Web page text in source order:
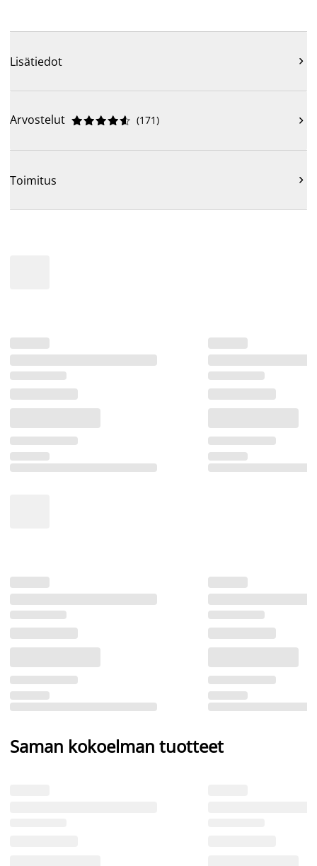
Lisätiedot 
Arvostelut 




 (171) 
Toimitus 
Saman kokoelman tuotteet